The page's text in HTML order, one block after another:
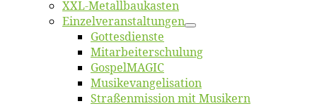
XXL-Me­­tal­l­­bau­­kas­­ten
Einzelver­an­stal­tungen
Got­tes­diens­te
Mitarbeiter­schulung
Gos­pel­MA­GIC
Musikevan­ge­li­sa­tion
Straßenmis­sion mit Musikern